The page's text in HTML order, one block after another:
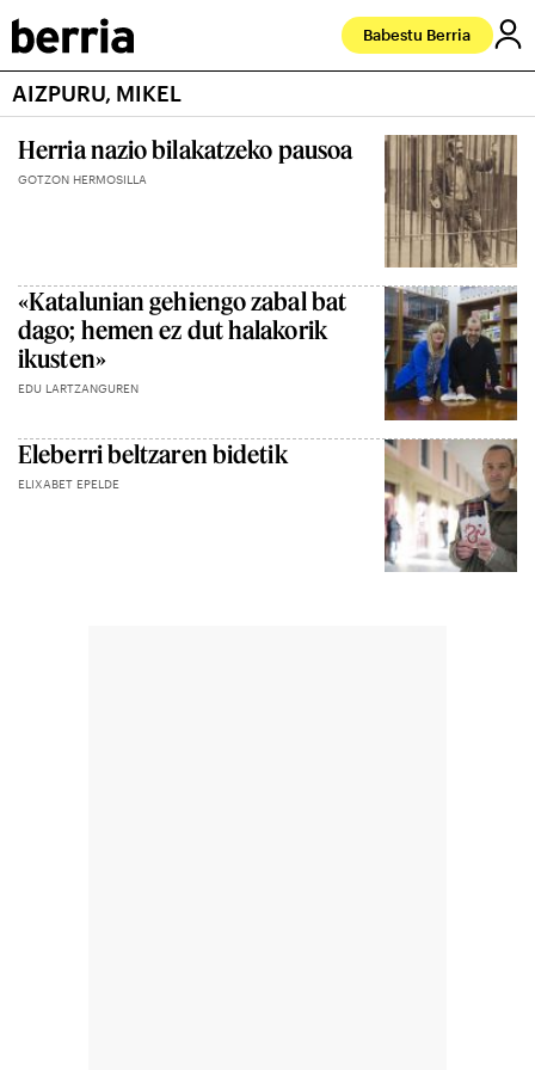
Babestu Berria
AIZPURU, MIKEL
Herria nazio bilakatzeko pausoa
GOTZON HERMOSILLA
«Katalunian gehiengo zabal bat
dago; hemen ez dut halakorik
ikusten»
EDU LARTZANGUREN
Eleberri beltzaren bidetik
ELIXABET EPELDE